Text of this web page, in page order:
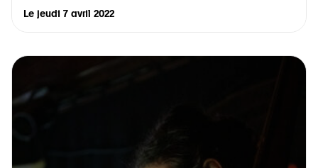
Le jeudi 7 avril 2022